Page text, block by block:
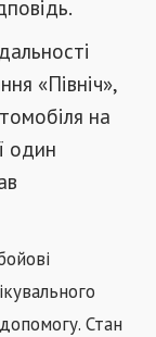
«Північ»,
на
один
Стан